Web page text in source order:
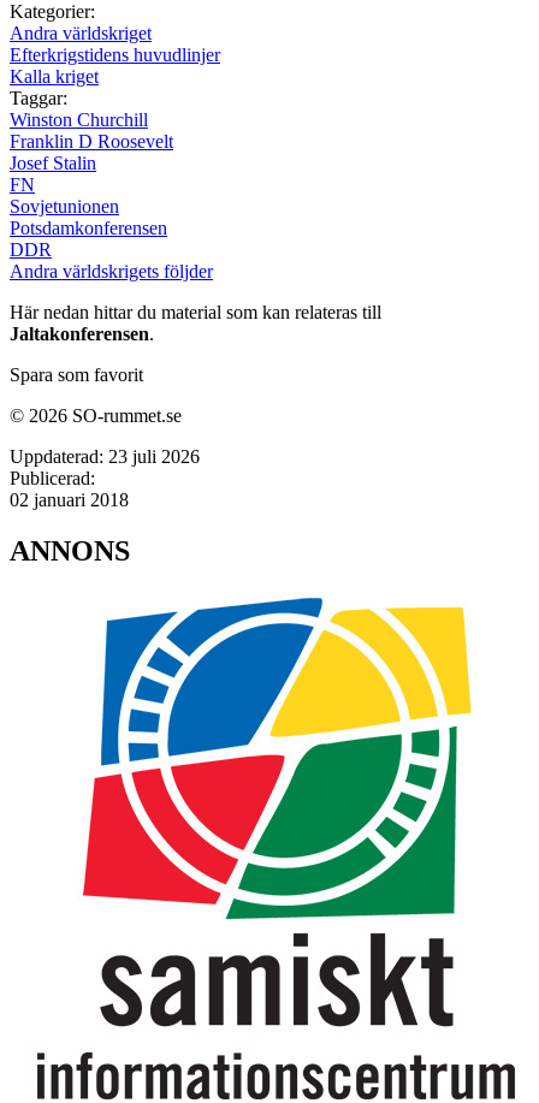
Kategorier:
Andra världskriget
Efterkrigstidens huvudlinjer
Kalla kriget
Taggar:
Winston Churchill
Franklin D Roosevelt
Josef Stalin
FN
Sovjetunionen
Potsdamkonferensen
DDR
Andra världskrigets följder
Här nedan hittar du material som kan relateras till
Jaltakonferensen.
Spara som favorit
© 2026 SO-rummet.se
Uppdaterad: 23 juli 2026
Publicerad:
02 januari 2018
ANNONS